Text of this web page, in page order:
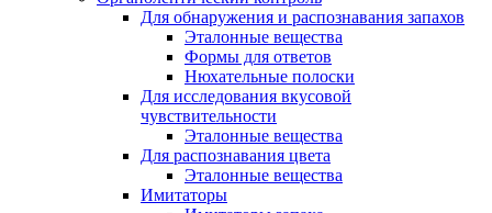
Для обнаружения и распознавания запахов
Эталонные вещества
Формы для ответов
Нюхательные полоски
Для исследования вкусовой
чувствительности
Эталонные вещества
Для распознавания цвета
Эталонные вещества
Имитаторы